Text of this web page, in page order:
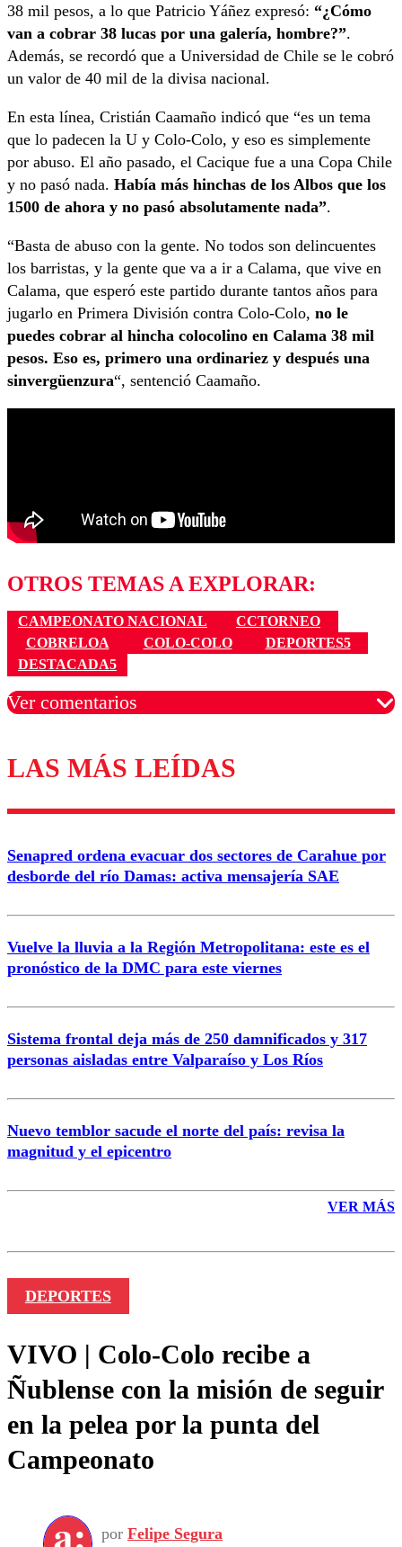
38 mil pesos, a lo que Patricio Yáñez expresó: “¿Cómo
van a cobrar 38 lucas por una galería, hombre?”.
Además, se recordó que a Universidad de Chile se le cobró
un valor de 40 mil de la divisa nacional.
En esta línea, Cristián Caamaño indicó que “es un tema
que lo padecen la U y Colo-Colo, y eso es simplemente
por abuso. El año pasado, el Cacique fue a una Copa Chile
y no pasó nada. Había más hinchas de los Albos que los
1500 de ahora y no pasó absolutamente nada”.
“Basta de abuso con la gente. No todos son delincuentes
los barristas, y la gente que va a ir a Calama, que vive en
Calama, que esperó este partido durante tantos años para
jugarlo en Primera División contra Colo-Colo, no le
puedes cobrar al hincha colocolino en Calama 38 mil
pesos. Eso es, primero una ordinariez y después una
sinvergüenzura“, sentenció Caamaño.
OTROS TEMAS A EXPLORAR:
CAMPEONATO NACIONAL
CCTORNEO
COBRELOA
COLO-COLO
DEPORTES5
DESTACADA5
Ver comentarios
Los comentarios son moderados para garantizar un
diálogo respetuoso.
Nombre
Correo
Enviar comentario
LAS MÁS LEÍDAS
Senapred ordena evacuar dos sectores de Carahue por
desborde del río Damas: activa mensajería SAE
Vuelve la lluvia a la Región Metropolitana: este es el
pronóstico de la DMC para este viernes
Sistema frontal deja más de 250 damnificados y 317
personas aisladas entre Valparaíso y Los Ríos
Nuevo temblor sacude el norte del país: revisa la
magnitud y el epicentro
VER MÁS
DEPORTES
VIVO | Colo-Colo recibe a
Ñublense con la misión de seguir
en la pelea por la punta del
Campeonato
por Felipe Segura